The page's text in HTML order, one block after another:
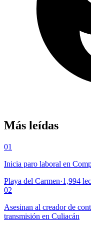
Más leídas
01
Inicia paro laboral en
Playa del Carmen·1,994
02
Asesinan al creador de
transmisión en Culiacán